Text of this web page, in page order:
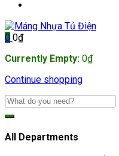
0 0₫
Currently Empty: 0₫
Continue shopping
All Departments